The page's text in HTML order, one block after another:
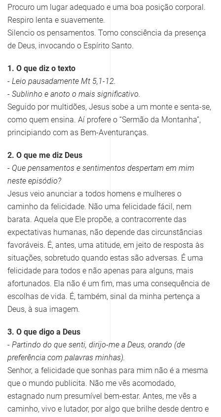
Procuro um lugar adequado e uma boa posição corporal.
Respiro lenta e suavemente.
Silencio os pensamentos. Tomo consciência da presença
de Deus, invocando o Espírito Santo.
1. O que diz o texto
- Leio pausadamente Mt 5,1-12.
- Sublinho e anoto o mais significativo.
Seguido por multidões, Jesus sobe a um monte e senta-se,
como quem ensina. Aí profere o “Sermão da Montanha”,
principiando com as Bem-Aventuranças.
2. O que me diz Deus
- Que pensamentos e sentimentos despertam em mim
neste episódio?
Jesus veio anunciar a todos homens e mulheres o
caminho da felicidade. Não uma felicidade fácil, nem
barata. Aquela que Ele propõe, a contracorrente das
expectativas humanas, não depende das circunstâncias
favoráveis. É, antes, uma atitude, em jeito de resposta às
situações, sobretudo quando estas são adversas. É uma
felicidade para todos e não apenas para alguns, mais
afortunados. Ela não é um fim, mas uma consequência de
escolhas de vida. É, também, sinal da minha pertença a
Deus, à sua imagem.
3. O que digo a Deus
- Partindo do que senti, dirijo-me a Deus, orando (de
preferência com palavras minhas).
Senhor, a felicidade que sonhas para mim não é a mesma
que o mundo publicita. Não me vês acomodado,
estagnado num presumível bem-estar. Antes, me vês a
caminho, vivo e lutador, por algo que brilhe desde dentro e